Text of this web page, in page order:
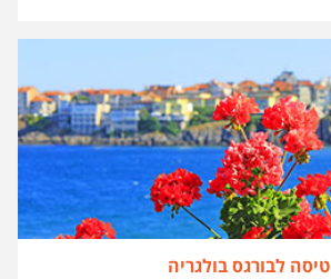
טיסה לבורגס בולגריה